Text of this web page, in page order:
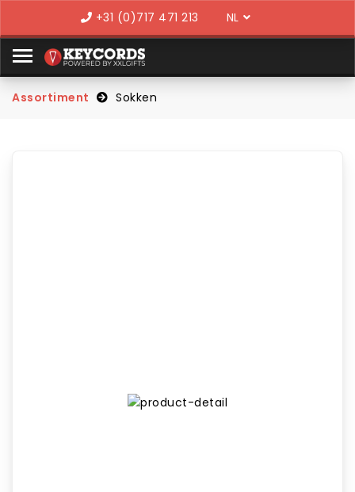
+31 (0)717 471 213
Assortiment Sokken